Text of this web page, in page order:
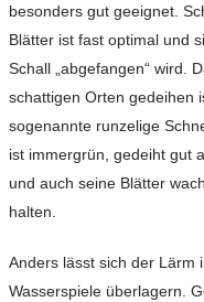
besonders gut geeignet.
Blätter ist fast optimal und
Schall „abgefangen“ wird.
schattigen Orten gedeihen
sogenannte runzelige
ist immergrün, gedeiht gut
und auch seine Blätter
halten.
Anders lässt sich der Lärm
Wasserspiele überlagern.